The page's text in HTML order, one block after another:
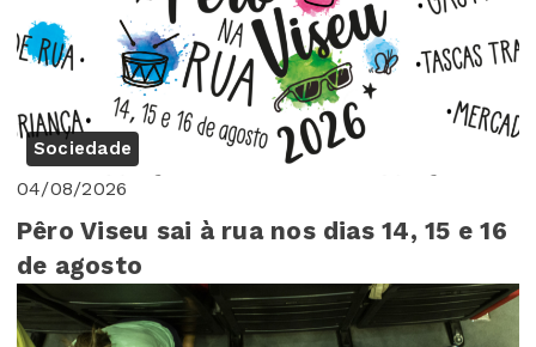
Sociedade
04/08/2026
Pêro Viseu sai à rua nos dias 14, 15 e 16
de agosto